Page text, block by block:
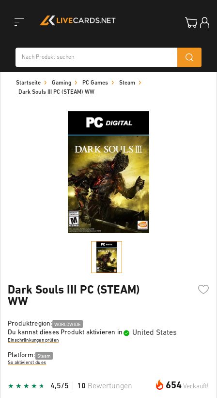
navigation
Startseite Gaming PC Games
Steam
Dark Souls III PC (STEAM) WW
Dark Souls III PC (STEAM)
WW
Produktregion: WORLDWIDE
Du kannst dieses Produkt aktivieren in United States
Einschränkungen prüfen
Platform: Steam
So aktivierst du es
654 Verkauft!
4,5/5 10 Bewertungen